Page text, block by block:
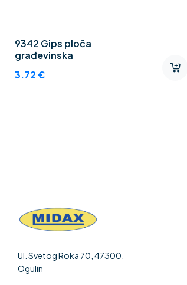
9342 Gips ploča
građevinska
3.72€
Ul. Svetog Roka 70, 47300,
Ogulin